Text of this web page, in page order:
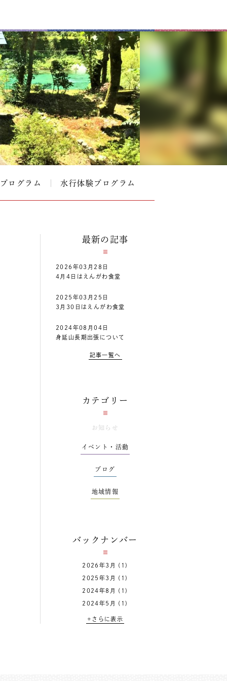
ログラム 水行体験プログラム
最新の記事
2026年03月28日
4月4日はえんがわ食堂
2025年03月25日
3月30日はえんがわ食堂
2024年08月04日
身延山長期出張について
記事一覧へ
カテゴリー
お知らせ
イベント・活動
ブログ
地域情報
バックナンバー
2026年3月 (1)
2025年3月 (1)
2024年8月 (1)
2024年5月 (1)
+さらに表示